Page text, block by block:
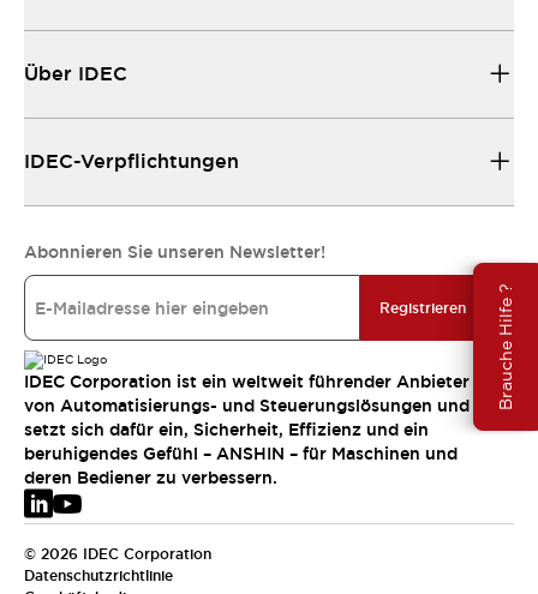
Brauche Hilfe ?
Über IDEC
IDEC-Verpflichtungen
Abonnieren Sie unseren Newsletter!
Registrieren
IDEC Corporation ist ein weltweit führender Anbieter
von Automatisierungs- und Steuerungslösungen und
setzt sich dafür ein, Sicherheit, Effizienz und ein
beruhigendes Gefühl – ANSHIN – für Maschinen und
deren Bediener zu verbessern.
© 2026 IDEC Corporation
Datenschutzrichtlinie